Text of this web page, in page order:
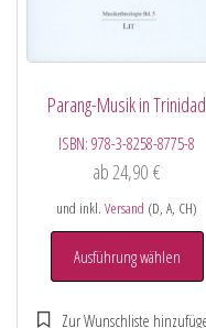
Parang-Musik in Trinidad
ISBN:978-3-8258-8775-8
ab24,90€
und inkl.Versand (D, A, CH)
Ausführung wählen